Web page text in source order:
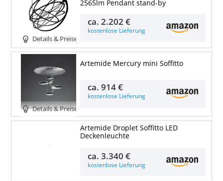
Details & Preise
2565lm Pendant stand-by
ca.2.202 €
kostenlose Lieferung
Details & Preise
Artemide Mercury mini Soffitto
ca.914 €
kostenlose Lieferung
Artemide Droplet Soffitto LED
Deckenleuchte
ca.3.340 €
kostenlose Lieferung